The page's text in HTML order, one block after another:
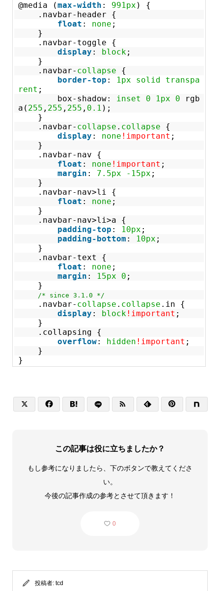
@media (max-width : 991px ) {
.navbar-header {
float : none ;
}
.navbar-toggle {
display : block;
}
.navbar- collapse
{
border-top : 1px solid
transpa
rent ;
box-shadow: inset 0 1px 0
rgb
a( 255 , 255 , 255 , 0.1 );
}
.navbar- collapse . collapse
{
display : none !important ;
}
.navbar-nav {
float : none !important ;
margin : 7.5px -15px ;
}
.navbar-nav>li {
float : none ;
}
.navbar-nav>li>a {
padding-top : 10px ;
padding-bottom : 10px ;
}
.navbar-text {
float : none ;
margin : 15px 0 ;
}
/* since 3.1.0 */
.navbar- collapse . collapse .in {
display : block !important ;
}
.collapsing {
overflow: hidden !important ;
}
}
     
この記事は役に立ちましたか？
もし参考になりましたら、下のボタンで教えてくださ
い。
今後の記事作成の参考とさせて頂きます！
0
投稿者: tcd